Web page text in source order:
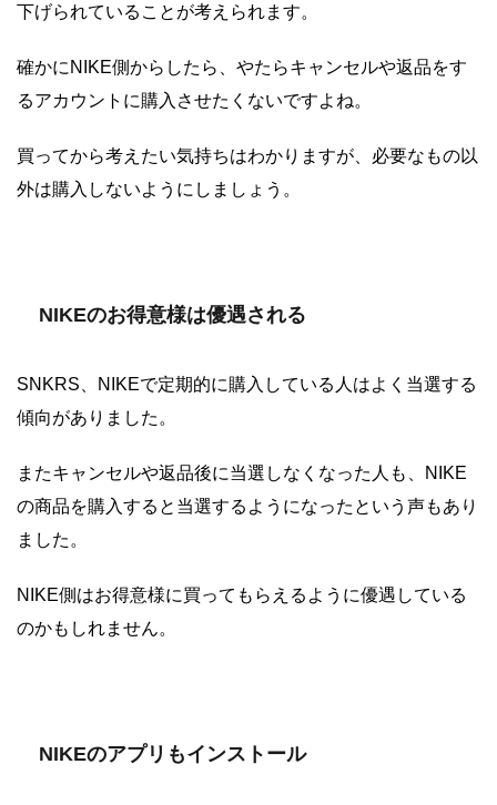
下げられていることが考えられます。
確かにNIKE側からしたら、やたらキャンセルや返品をす
るアカウントに購入させたくないですよね。
買ってから考えたい気持ちはわかりますが、必要なもの以
外は購入しないようにしましょう。
NIKEのお得意様は優遇される
SNKRS、NIKEで定期的に購入している人はよく当選する
傾向がありました。
またキャンセルや返品後に当選しなくなった人も、NIKE
の商品を購入すると当選するようになったという声もあり
ました。
NIKE側はお得意様に買ってもらえるように優遇している
のかもしれません。
NIKEのアプリもインストール